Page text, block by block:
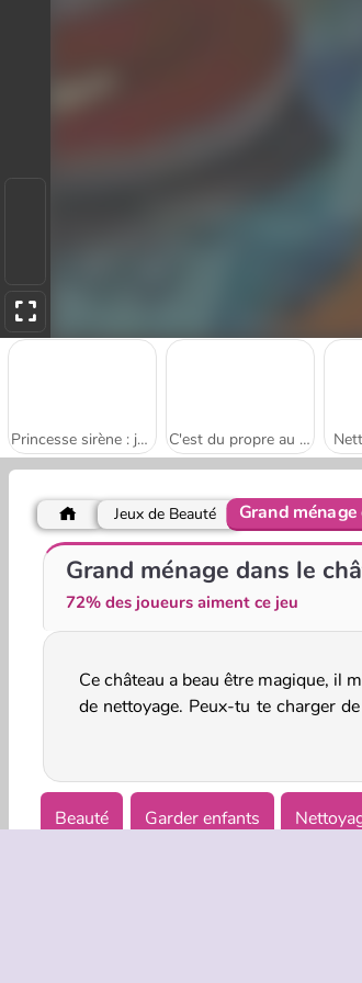
Princesse sirène : jeux sub-aquatiques C'est du propre au château
Car Salon
Jeux de Beauté Grand
Grand ménage dans le
72% des joueurs aiment ce jeu
Ce château a beau être magique, il
de nettoyage. Peux-tu te charger
jeu de simulation enchanté ?
Beauté Garder enfants